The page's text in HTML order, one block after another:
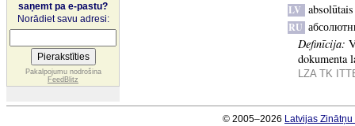
saņemt pa e-pastu?
Norādiet savu adresi:
Pakalpojumu nodrošina
FeedBlitz
LV
RU
Definīcija:
dokumenta
LZA TK
© 2005–2026 Latvijas